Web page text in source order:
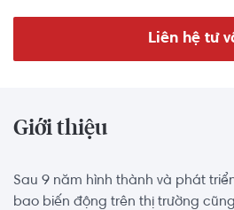
Liên hệ tư
Giới thiệu
Sau 9 năm hình thành và phát
bao biến động trên thị trường